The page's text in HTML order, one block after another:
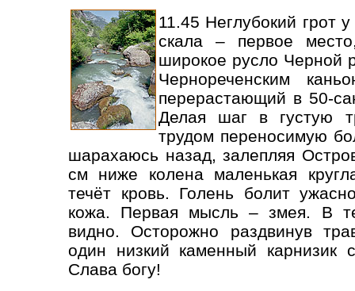
11.45 Неглубокий грот
скала – первое
широкое русло Черной
Чернореченским
перерастающий в 50-
Делая шаг в густую
трудом переносимую
шарахаюсь назад, залепляя
см ниже колена маленькая
течёт кровь. Голень болит
кожа. Первая мысль – змея. В
видно. Осторожно раздвинув
один низкий каменный карнизик
Слава богу!